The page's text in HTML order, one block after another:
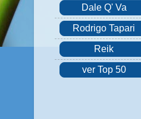
Dale Q' Va
Rodrigo Tapari
Reik
ver Top 50